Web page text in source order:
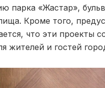
парка «Жастар»,
Кроме того,
что эти проекты
жителей и гостей